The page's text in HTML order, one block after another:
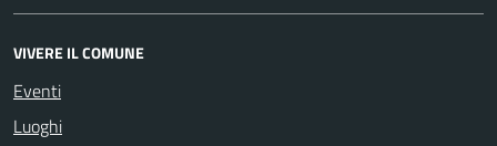
VIVERE IL COMUNE
Eventi
Luoghi